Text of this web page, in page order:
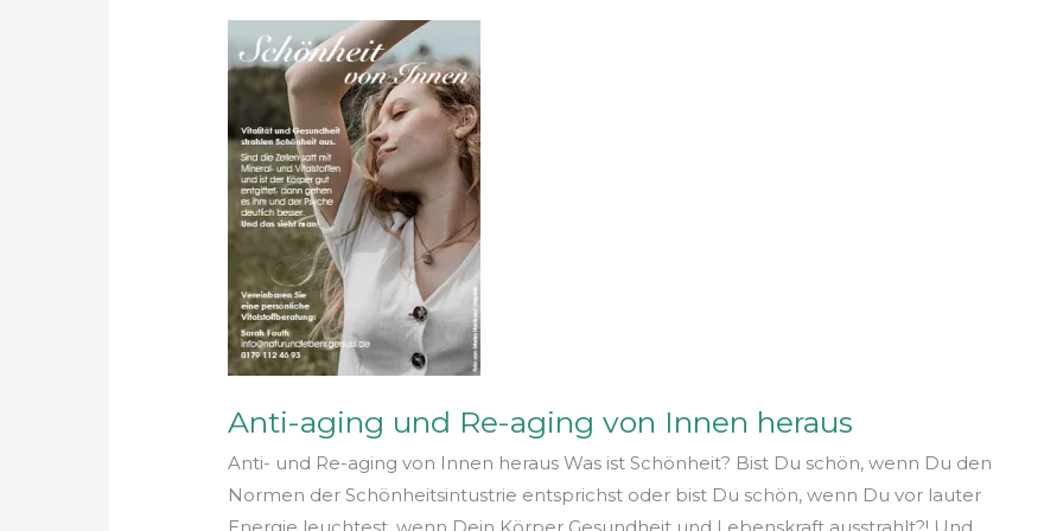
Anti-aging und Re-aging von Innen heraus
Anti- und Re-aging von Innen heraus Was ist Schönheit? Bist Du schön, wenn Du den
Normen der Schönheitsintustrie entsprichst oder bist Du schön, wenn Du vor lauter
Energie leuchtest, wenn Dein Körper Gesundheit und Lebenskraft ausstrahlt?! Und
Anti-
aging
Re-
aging
von
Innen
heraus